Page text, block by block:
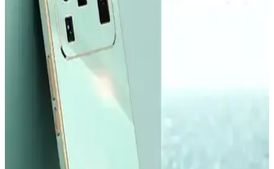
Galaxy A26 için tasarlanmış kadife iç yüzeyli şık ve koruyucu kılıf,
çizilmelere karşı üstün koruma sağlar, modern tasarımı ve renk
seçenekleriyle tarzınıza uygun bir aksesuar sunar.
McStorey MacBook Air Kılıfı: Estetik ve Koruma
Sağlayan İnce Tasarım
McStorey MacBook Air Kılıfı, yüksek kaliteli TPU malzemeden
üretilmiş, şık tasarımıyla cihazınızı çizik ve darbelere karşı korur,
hafif ve estetik yapısıyla kullanım kolaylığı sağlar.
Samsung Galaxy Tab S10 FE Plus İçin Kırılmaz
Ekran Koruyucu İncelemesi ve Kullanıcı Yorumları